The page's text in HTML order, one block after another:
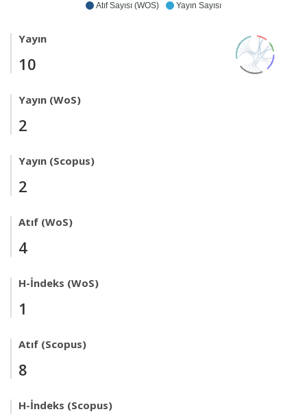
Atıf Sayısı (WOS) Yayın Sayısı
Yayın
10
Yayın (WoS)
2
Yayın (Scopus)
2
Atıf (WoS)
4
H-İndeks (WoS)
1
Atıf (Scopus)
8
H-İndeks (Scopus)